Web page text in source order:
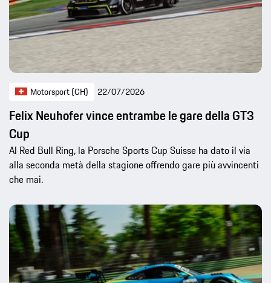
Motorsport (CH) 22/07/2026
Felix Neuhofer vince entrambe le gare della GT3
Cup
Al Red Bull Ring, la Porsche Sports Cup Suisse ha dato il via
alla seconda metà della stagione offrendo gare più avvincenti
che mai.